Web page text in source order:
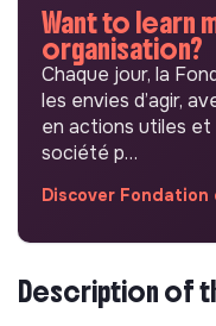
Want to learn
organisation?
Chaque jour, la
les envies d’agir,
en actions utiles
société p…
Discover Fondation
Description of